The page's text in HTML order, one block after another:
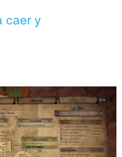
caer y